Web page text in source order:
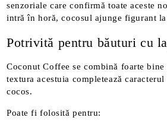
senzoriale care confirmă toate aceste
intră în horă, cocosul ajunge figurant
Potrivită pentru băuturi cu
Coconut Coffee se combină foarte bine
textura acestuia completează
cocos.
Poate fi folosită pentru: